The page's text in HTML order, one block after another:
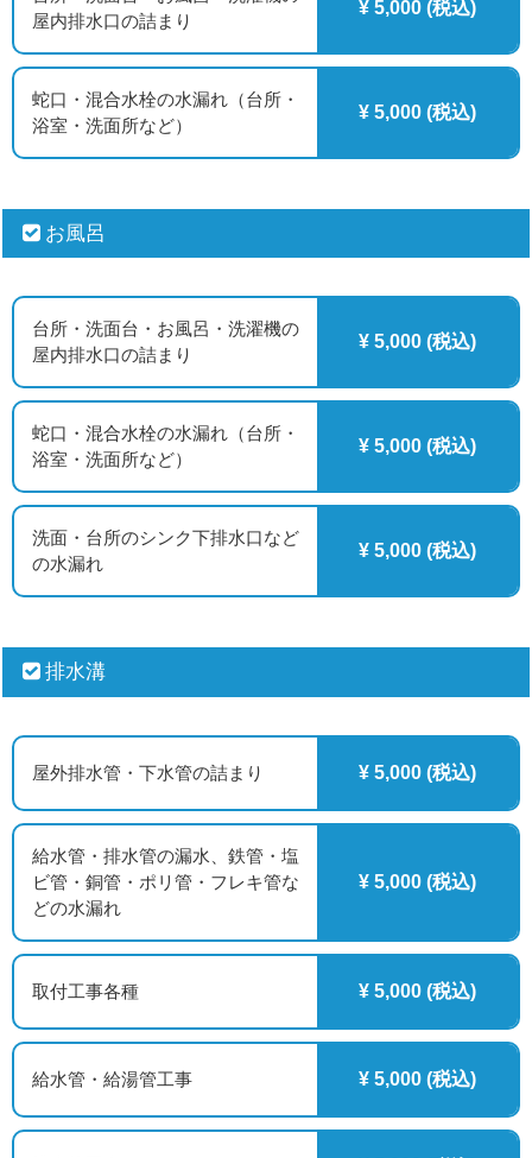
屋内排水口の詰まり
¥ 5,000 (税込)
蛇口・混合水栓の水漏れ（台所・
浴室・洗面所など）
¥ 5,000 (税込)
お風呂
台所・洗面台・お風呂・洗濯機の
屋内排水口の詰まり
¥ 5,000 (税込)
蛇口・混合水栓の水漏れ（台所・
浴室・洗面所など）
¥ 5,000 (税込)
洗面・台所のシンク下排水口など
の水漏れ
¥ 5,000 (税込)
排水溝
屋外排水管・下水管の詰まり ¥ 5,000 (税込)
給水管・排水管の漏水、鉄管・塩
ビ管・銅管・ポリ管・フレキ管な
どの水漏れ
¥ 5,000 (税込)
取付工事各種 ¥ 5,000 (税込)
給水管・給湯管工事 ¥ 5,000 (税込)